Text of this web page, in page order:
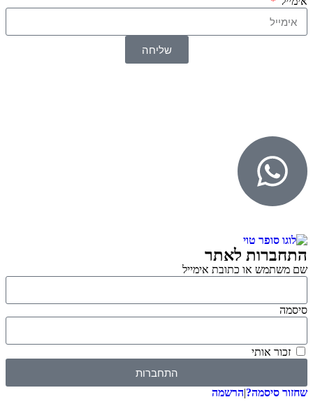
שליחה
התחברות לאתר
שם משתמש או כתובת אימייל
סיסמה
זכור אותי
התחברות
שחזור סיסמה?|הרשמה